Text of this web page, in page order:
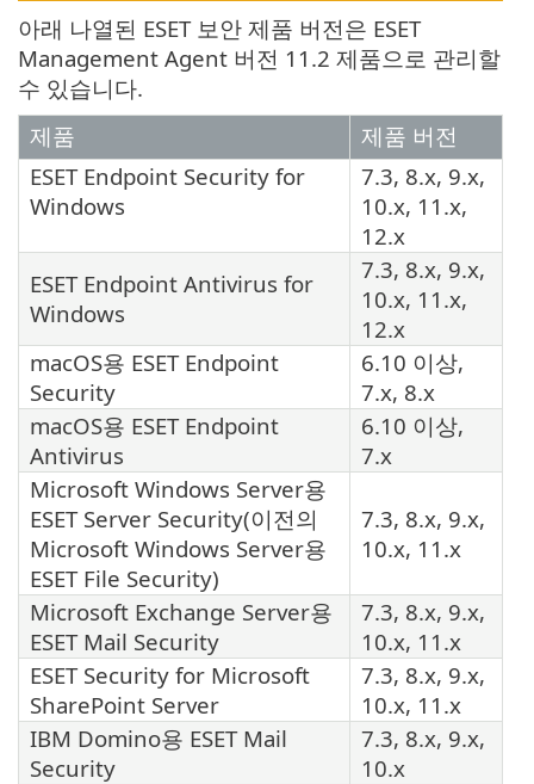
아래 나열된 ESET 보안 제품 버전은 ESET
Management Agent 버전 11.2 제품으로 관리할
수 있습니다.
제품
제품 버전
ESET Endpoint Security for
Windows
7.3, 8.x, 9.x,
10.x, 11.x,
12.x
ESET Endpoint Antivirus for
Windows
7.3, 8.x, 9.x,
10.x, 11.x,
12.x
macOS용 ESET Endpoint
Security
6.10 이상,
7.x, 8.x
macOS용 ESET Endpoint
Antivirus
6.10 이상,
7.x
Microsoft Windows Server용
ESET Server Security(이전의
Microsoft Windows Server용
ESET File Security)
7.3, 8.x, 9.x,
10.x, 11.x
Microsoft Exchange Server용
ESET Mail Security
7.3, 8.x, 9.x,
10.x, 11.x
ESET Security for Microsoft
SharePoint Server
7.3, 8.x, 9.x,
10.x, 11.x
IBM Domino용 ESET Mail
Security
7.3, 8.x, 9.x,
10.x